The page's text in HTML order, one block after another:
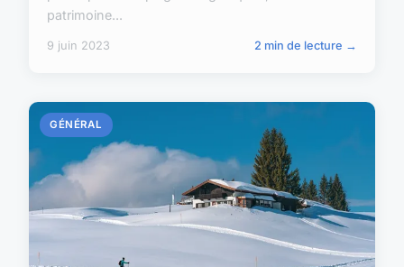
patrimoine...
9 juin 2023 2 min de lecture →
GÉNÉRAL